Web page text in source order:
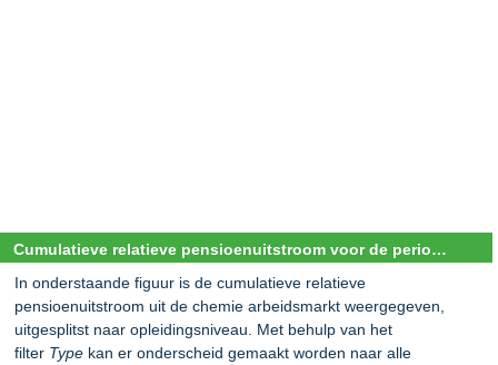
Cumulatieve relatieve pensioenuitstroom voor de periode 2020-2050 naar opl. niv.
In onderstaande figuur is de cumulatieve relatieve
pensioenuitstroom uit de chemie arbeidsmarkt weergegeven,
uitgesplitst naar opleidingsniveau. Met behulp van het
filter Type kan er onderscheid gemaakt worden naar alle